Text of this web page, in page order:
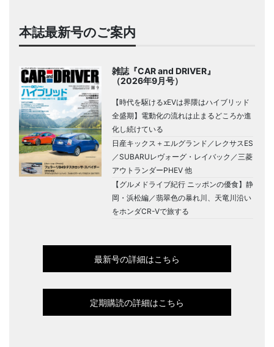
本誌最新号のご案内
雑誌『CAR and DRIVER』
（2026年9月号）
【時代を駆けるxEVは界隈はハイブリッド
全盛期】電動化の流れは止まるどころか進
化し続けている
日産キックス＋エルグランド／レクサスES
／SUBARUレヴォーグ・レイバック／三菱
アウトランダーPHEV 他
【グルメドライブ紀行 ニッポンの優食】静
岡・浜松編／翡翠色の暴れ川、天竜川沿い
をホンダCR-Vで旅する
最新号の詳細はこちら
定期購読の詳細はこちら